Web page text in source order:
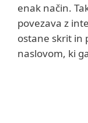
enak način.
povezava z
ostane skrit in
naslovom, ki